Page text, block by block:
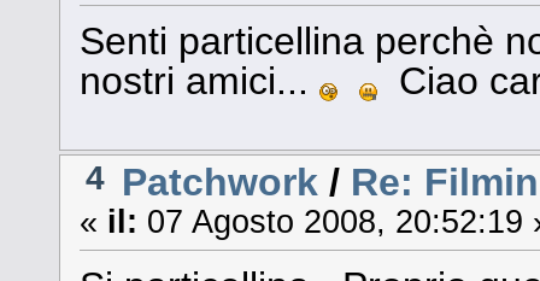
Senti particellina perchè
nostri amici...
Ciao
4 Patchwork / Re:
« il: 07 Agosto 2008, 20:52:19